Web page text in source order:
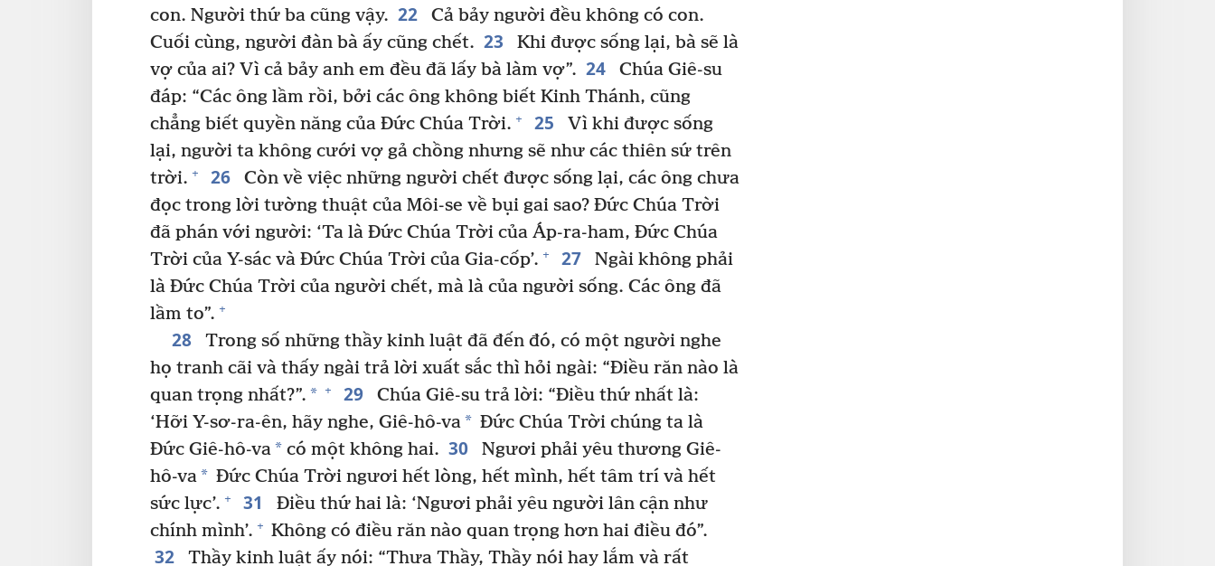
con. Người thứ ba cũng vậy. 22
Cả bảy người đều không có con.
Cuối cùng, người đàn bà ấy cũng chết. 23
Khi được sống lại, bà sẽ là
vợ của ai? Vì cả bảy anh em đều đã lấy bà làm vợ”. 24
Chúa Giê-su
đáp: “Các ông lầm rồi, bởi các ông không biết Kinh Thánh, cũng
chẳng biết quyền năng của Đức Chúa Trời. + 25
Vì khi được sống
lại, người ta không cưới vợ gả chồng nhưng sẽ như các thiên sứ trên
trời. + 26
Còn về việc những người chết được sống lại, các ông chưa
đọc trong lời tường thuật của Môi-se về bụi gai sao? Đức Chúa Trời
đã phán với người: ‘Ta là Đức Chúa Trời của Áp-ra-ham, Đức Chúa
Trời của Y-sác và Đức Chúa Trời của Gia-cốp’. + 27
Ngài không phải
là Đức Chúa Trời của người chết, mà là của người sống. Các ông đã
lầm to”. +
28
Trong số những thầy kinh luật đã đến đó, có một người nghe
họ tranh cãi và thấy ngài trả lời xuất sắc thì hỏi ngài: “Điều răn nào là
quan trọng nhất?”. * + 29
Chúa Giê-su trả lời: “Điều thứ nhất là:
‘Hỡi Y-sơ-ra-ên, hãy nghe, Giê-hô-va* Đức Chúa Trời chúng ta là
Đức Giê-hô-va* có một không hai. 30
Ngươi phải yêu thương Giê-
hô-va* Đức Chúa Trời ngươi hết lòng, hết mình, hết tâm trí và hết
sức lực’. + 31
Điều thứ hai là: ‘Ngươi phải yêu người lân cận như
chính mình’. + Không có điều răn nào quan trọng hơn hai điều đó”.
32
Thầy kinh luật ấy nói: “Thưa Thầy, Thầy nói hay lắm và rất